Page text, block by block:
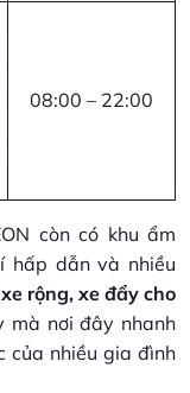
08:00 – 22:00
còn có khu ẩm
hấp dẫn và nhiều
rộng, xe đẩy cho
mà nơi đây nhanh
của nhiều gia đình